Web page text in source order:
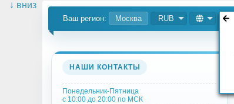
↓ вниз
Ваш регион: Москва RUB
НАШИ КОНТАКТЫ
Понедельник-Пятница
с 10:00 до 20:00 по МСК